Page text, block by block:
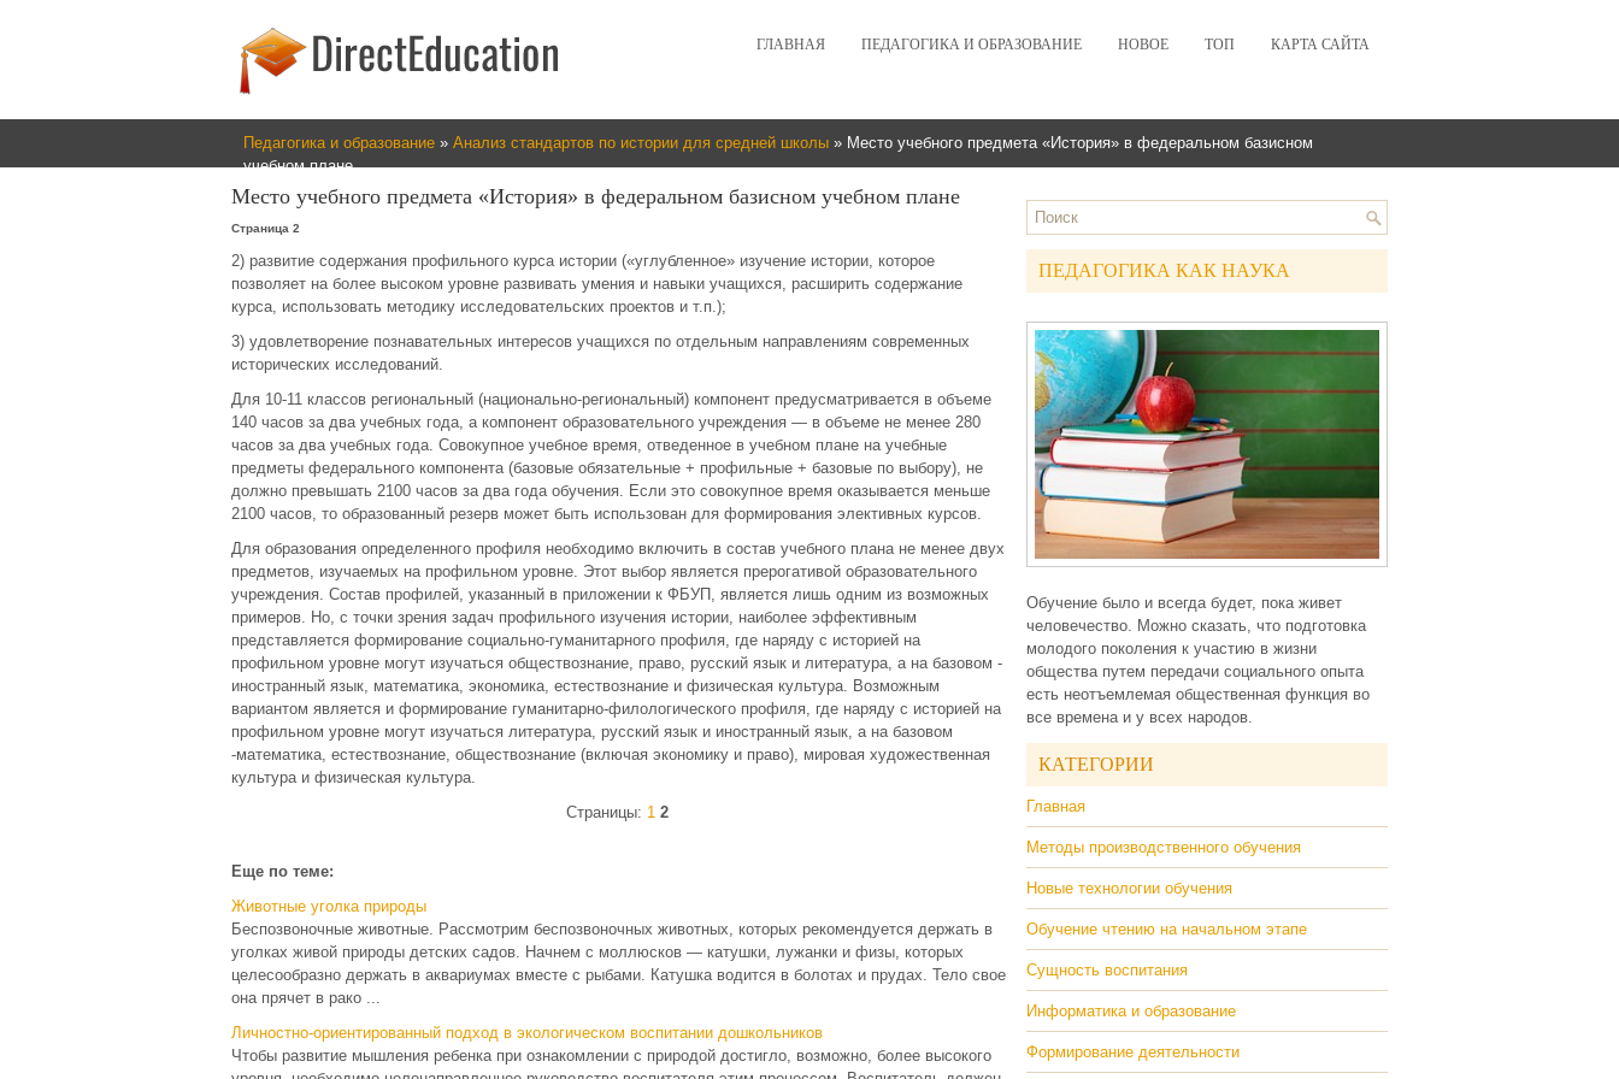
ГЛАВНАЯ ПЕДАГОГИКА И ОБРАЗОВАНИЕ НОВОЕ ТОП КАРТА САЙТА
Педагогика и образование » Анализ стандартов по истории для средней школы » Место учебного предмета «История» в федеральном базисном
учебном плане
Место учебного предмета «История» в федеральном базисном учебном плане
Страница 2
2) развитие содержания профильного курса истории («углубленное» изучение истории, которое
позволяет на более высоком уровне развивать умения и навыки учащихся, расширить содержание
курса, использовать методику исследовательских проектов и т.п.);
3) удовлетворение познавательных интересов учащихся по отдельным направлениям современных
исторических исследований.
Для 10-11 классов региональный (национально-региональный) компонент предусматривается в объеме
140 часов за два учебных года, а компонент образовательного учреждения — в объеме не менее 280
часов за два учебных года. Совокупное учебное время, отведенное в учебном плане на учебные
предметы федерального компонента (базовые обязательные + профильные + базовые по выбору), не
должно превышать 2100 часов за два года обучения. Если это совокупное время оказывается меньше
2100 часов, то образованный резерв может быть использован для формирования элективных курсов.
Для образования определенного профиля необходимо включить в состав учебного плана не менее двух
предметов, изучаемых на профильном уровне. Этот выбор является прерогативой образовательного
учреждения. Состав профилей, указанный в приложении к ФБУП, является лишь одним из возможных
примеров. Но, с точки зрения задач профильного изучения истории, наиболее эффективным
представляется формирование социально-гуманитарного профиля, где наряду с историей на
профильном уровне могут изучаться обществознание, право, русский язык и литература, а на базовом -
иностранный язык, математика, экономика, естествознание и физическая культура. Возможным
вариантом является и формирование гуманитарно-филологического профиля, где наряду с историей на
профильном уровне могут изучаться литература, русский язык и иностранный язык, а на базовом
-математика, естествознание, обществознание (включая экономику и право), мировая художественная
культура и физическая культура.
Страницы: 1 2
Еще по теме:
Животные уголка природы
Беспозвоночные животные. Рассмотрим беспозвоночных животных, которых рекомендуется держать в
уголках живой природы детских садов. Начнем с моллюсков — катушки, лужанки и физы, которых
целесообразно держать в аквариумах вместе с рыбами. Катушка водится в болотах и прудах. Тело свое
она прячет в рако ...
Личностно-ориентированный подход в экологическом воспитании дошкольников
Чтобы развитие мышления ребенка при ознакомлении с природой достигло, возможно, более высокого
ПЕДАГОГИКА КАК НАУКА
Обучение было и всегда будет, пока живет
человечество. Можно сказать, что подготовка
молодого поколения к участию в жизни
общества путем передачи социального опыта
есть неотъемлемая общественная функция во
все времена и у всех народов.
КАТЕГОРИИ
Главная
Методы производственного обучения
Новые технологии обучения
Обучение чтению на начальном этапе
Сущность воспитания
Информатика и образование
Формирование деятельности